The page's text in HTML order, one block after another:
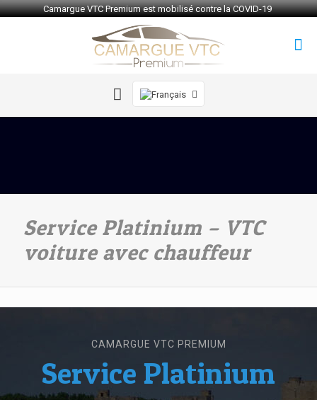
Camargue VTC Premium est mobilisé contre la COVID-19
Service Platinium – VTC
voiture avec chauffeur
CAMARGUE VTC PREMIUM
Service Platinium